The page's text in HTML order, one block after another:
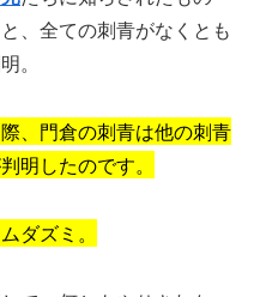
、全ての刺青がなくとも
。
、門倉の刺青は他の刺青
明したのです。
ダズミ。